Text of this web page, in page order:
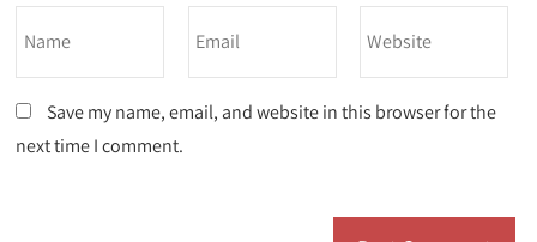
Save my name, email, and website in this browser for the
next time I comment.